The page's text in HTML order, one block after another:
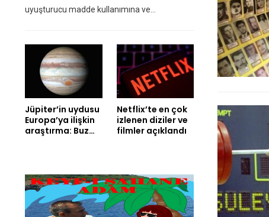
uyuşturucu madde kullanımına ve…
Jüpiter’in uydusu
Europa’ya ilişkin
araştırma: Buz…
Netflix’te en çok
izlenen diziler ve
filmler açıklandı